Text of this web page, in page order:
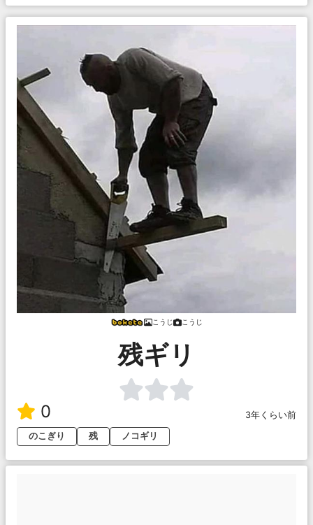
こうじ こうじ
残ギリ
0
3年くらい前
のこぎり
残 ノコギリ